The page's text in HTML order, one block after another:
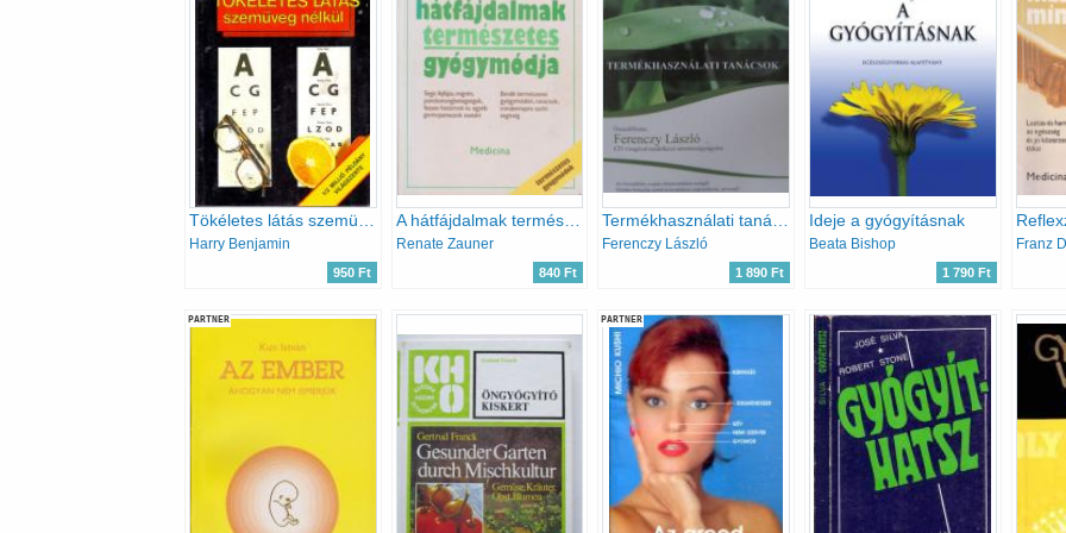
Harry Benjamin
950 Ft
A hátfájdalmak természetes gyógymódja
Renate Zauner
840 Ft
Ferenczy László
1 890 Ft
Ideje a gyógyításnak
Beata Bishop
1 790 Ft
Franz
PARTNER PARTNER